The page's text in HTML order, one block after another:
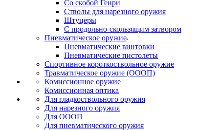
Со скобой Генри
Стволы для нарезного оружия
Штуцеры
С продольно-скользящим затвором
Пневматическое оружие
Пневматические винтовки
Пневматические пистолеты
Спортивное короткоствольное оружие
Травматическое оружие (ОООП)
Комиссионное оружие
Комиссионная оптика
Для гладкоствольного оружия
Для нарезного оружия
Для ОООП
Для пневматического оружия